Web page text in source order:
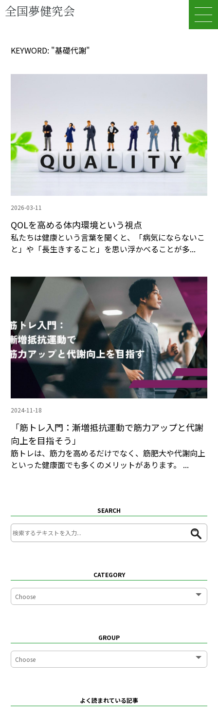
全国夢健究会
KEYWORD: "基礎代謝"
2026-03-11
QOLを高める体内環境という視点
私たちは健康という言葉を聞くと、「病気にならないこ
と」や「長生きすること」を思い浮かべることが多...
2024-11-18
「筋トレ入門：漸増抵抗運動で筋力アップと代謝
向上を目指そう」
筋トレは、筋力を高めるだけでなく、筋肥大や代謝向上
といった健康面でも多くのメリットがあります。 ...
SEARCH
CATEGORY
GROUP
よく読まれている記事